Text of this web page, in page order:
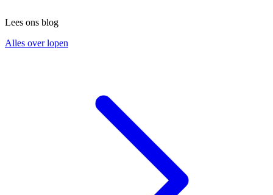
Lees ons blog
Alles over lopen